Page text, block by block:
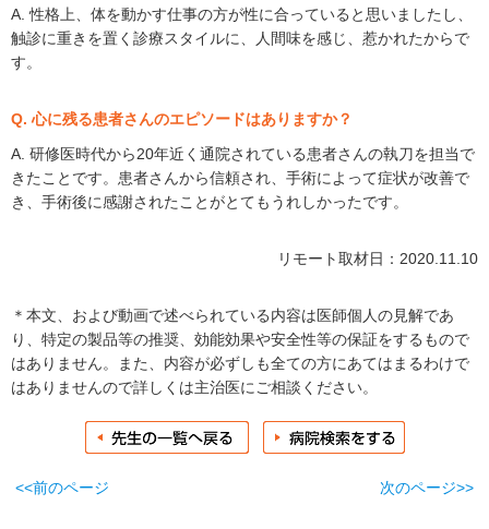
A. 性格上、体を動かす仕事の方が性に合っていると思いましたし、
触診に重きを置く診療スタイルに、人間味を感じ、惹かれたからで
す。
Q. 心に残る患者さんのエピソードはありますか？
A. 研修医時代から20年近く通院されている患者さんの執刀を担当で
きたことです。患者さんから信頼され、手術によって症状が改善で
き、手術後に感謝されたことがとてもうれしかったです。
リモート取材日：2020.11.10
＊本文、および動画で述べられている内容は医師個人の見解であ
り、特定の製品等の推奨、効能効果や安全性等の保証をするもので
はありません。また、内容が必ずしも全ての方にあてはまるわけで
はありませんので詳しくは主治医にご相談ください。
<<前のページ 次のページ>>